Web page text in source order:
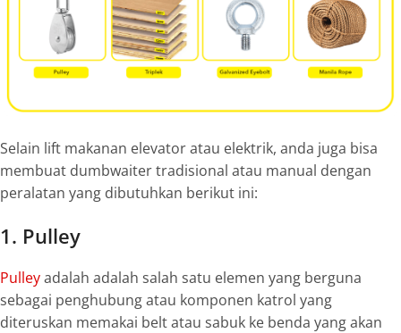
Selain lift makanan elevator atau elektrik, anda juga bisa
membuat dumbwaitertradisional atau manual dengan
peralatan yang dibutuhkan berikut ini:
1. Pulley
Pulleyadalah adalah salah satu elemen yang berguna
sebagai penghubung atau komponen katrol yang
diteruskan memakai belt atau sabuk ke benda yang akan